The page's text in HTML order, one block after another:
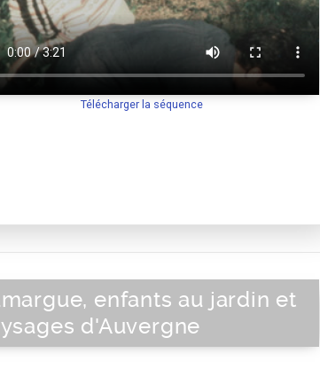
Télécharger la séquence
enfants au jardin et
d'Auvergne